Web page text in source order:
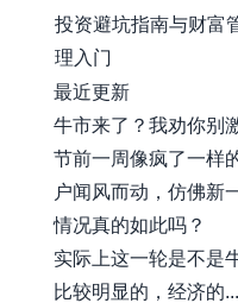
投资避坑指南与财富
理入门
最近更新
牛市来了？我劝你别
节前一周像疯了一样
户闻风而动，仿佛新
情况真的如此吗？
实际上这一轮是不是
比较明显的，经济的